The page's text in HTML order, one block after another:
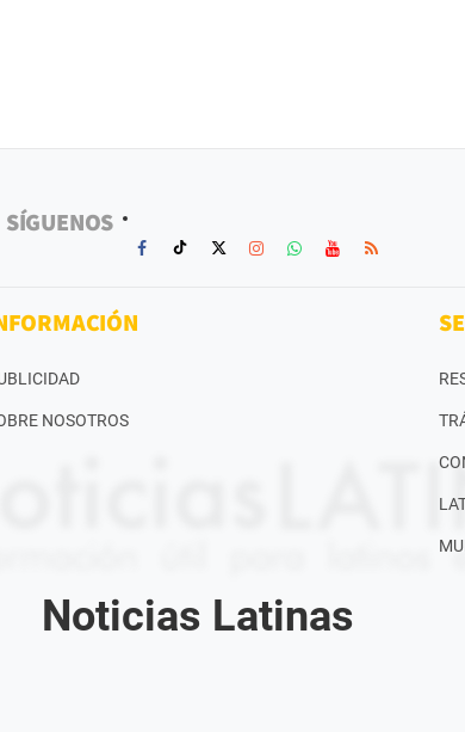
SÍGUENOS
NOSOTROS
Noticias Latinas